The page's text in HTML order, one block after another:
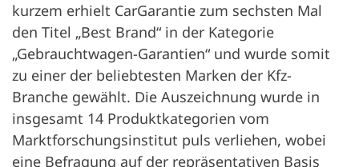
kurzem erhielt CarGarantie zum sechsten Mal
den Titel „Best Brand“ in der Kategorie
„Gebrauchtwagen-Garantien“ und wurde somit
zu einer der beliebtesten Marken der Kfz-
Branche gewählt. Die Auszeichnung wurde in
insgesamt 14 Produktkategorien vom
Marktforschungsinstitut puls verliehen, wobei
eine Befragung auf der repräsentativen Basis